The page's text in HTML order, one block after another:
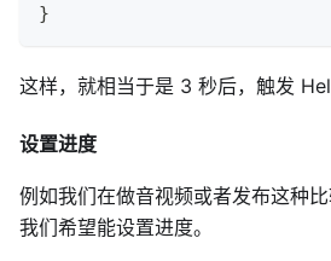
}
这样，就相当于是 3 秒后，触发
设置进度
例如我们在做音视频或者发布这种比
我们希望能设置进度。